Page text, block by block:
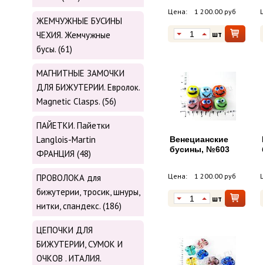
ЖЕМЧУЖНЫЕ БУСИНЫ
ЧЕХИЯ. Жемчужные
бусы. (61)
МАГНИТНЫЕ ЗАМОЧКИ
ДЛЯ БИЖУТЕРИИ. Евролок.
Magnetic Сlasps. (56)
ПАЙЕТКИ. Пайетки
Langlois-Martin
ФРАНЦИЯ (48)
ПРОВОЛОКА для
бижутерии, тросик, шнуры,
нитки, cпандекс. (186)
ЦЕПОЧКИ ДЛЯ
БИЖУТЕРИИ, СУМОК И
ОЧКОВ . ИТАЛИЯ.
Цена: 1 200.00 руб
шт
Венецианские
бусины, №603
Цена: 1 200.00 руб
шт